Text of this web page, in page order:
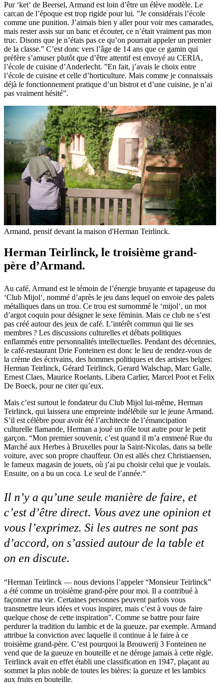
Pur ‘ket‘ de Beersel, Armand est loin d’être un élève modèle. Le
carcan de l’époque est trop rigide pour lui. ”Je considérais l’école
comme une punition. J’aimais bien y aller pour voir mes camarades,
mais rester assis sur un banc et écouter, ce n’était vraiment pas mon
truc. Disons que je n’étais pas ce qu’on pourrait appeler un premier
de la classe.” C’est donc vers l’âge de 14 ans que ce gamin qui
préfère s’amuser plutôt que d’être attentif est envoyé au CERIA,
l’école de cuisine d’Anderlecht. ”En fait, j’avais le choix entre
l’école de cuisine et celle d’horticulture. Mais comme je connaissais
déjà le fonctionnement pratique d’un bistrot et d’une cuisine, je n’ai
pas vraiment hésité”.
Armand, pensif devant la maison d'Herman Teirlinck.
Herman Teirlinck, le troisième grand-
père d’Armand.
Au café, Armand est le témoin de l’énergie bruyante et tapageuse du
‘Club Mijol‘, nommé d’après le jeu dans lequel on envoie des palets
métalliques dans un trou. Ce trou est surnommé le ‘mijol‘, un mot
d’argot coquin pour désigner le sexe féminin. Mais ce club ne s’est
pas créé autour des jeux de café. L’intérêt commun qui lie ses
membres ? Les discussions culturelles et débats politiques
enflammés entre personnalités intellectuelles. Pendant des décennies,
le café-restaurant Drie Fonteinen est donc le lieu de rendez-vous de
la crème des écrivains, des hommes politiques et des artistes belges:
Herman Teirlinck, Gérard Teirlinck, Gerard Walschap, Marc Galle,
Ernest Claes, Maurice Roelants, Libera Carlier, Marcel Poot et Felix
De Boeck, pour ne citer qu’eux.
Mais c’est surtout le fondateur du Club Mijol lui-même, Herman
Teirlinck, qui laissera une empreinte indélébile sur le jeune Armand.
S’il est célèbre pour avoir été l’architecte de l’émancipation
culturelle flamande, Herman a joué un rôle tout autre pour le petit
garçon. “Mon premier souvenir, c’est quand il m’a emmené Rue du
Marché aux Herbes à Bruxelles pour la Saint-Nicolas, dans sa belle
voiture, avec son propre chauffeur. On est allés chez Christiaensen,
le fameux magasin de jouets, où j’ai pu choisir celui que je voulais.
Ensuite, on a bu un coca. Le seul de l’année.“
Il n’y a qu’une seule manière de faire, et
c’est d’être direct. Vous avez une opinion et
vous l’exprimez. Si les autres ne sont pas
d’accord, on s’assied autour de la table et
on en discute.
“Herman Teirlinck — nous devions l’appeler “Monsieur Teirlinck”
a été comme un troisième grand-père pour moi. Il a contribué à
façonner ma vie. Certaines personnes peuvent parfois vous
transmettre leurs idées et vous inspirer, mais c’est à vous de faire
quelque chose de cette inspiration”. Comme se battre pour faire
perdurer la tradition du lambic et de la gueuze, par exemple. Armand
attribue la conviction avec laquelle il continue à le faire à ce
troisième grand-père. C’est pourquoi la Brouwerij 3 Fonteinen ne
vend que de la gueuze en bouteille et ne déroge jamais à cette règle.
Teirlinck avait en effet établi une classification en 1947, plaçant au
sommet la plus noble de toutes les bières: la gueuze et les lambics
aux fruits en bouteille.